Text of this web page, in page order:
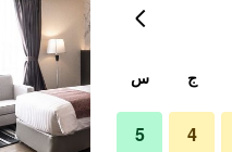
ج س
4
5